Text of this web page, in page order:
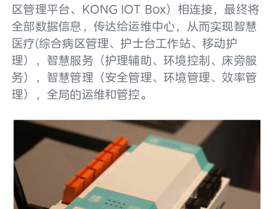
区管理平台、KONG IOT Box）相连接，最终将
全部数据信息，传达给运维中心，从而实现智慧
医疗(综合病区管理、护士台工作站、移动护
理），智慧服务（护理辅助、环境控制、床旁服
务），智慧管理（安全管理、环境管理、效率管
理），全局的运维和管控。